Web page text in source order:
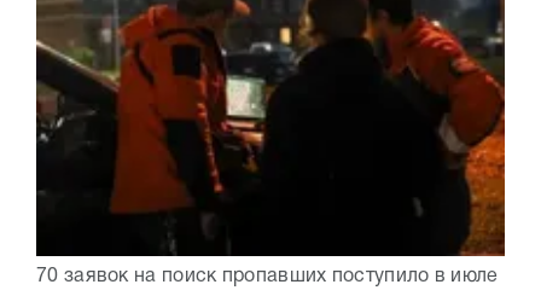
70 заявок на поиск пропавших поступило в июле